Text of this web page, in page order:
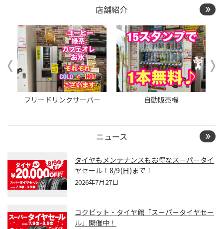
店舗紹介
フリードリンクサーバー 自動販売機
ニュース
タイヤもメンテナンスもお得なスーパータイ
ヤセール！8/9(日)まで！
2026年7月27日
コクピット・タイヤ館「スーパータイヤセー
ル」開催中！